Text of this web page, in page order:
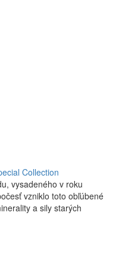
Collection
vysadeného v roku
vzniklo toto obľúbené
a sily starých